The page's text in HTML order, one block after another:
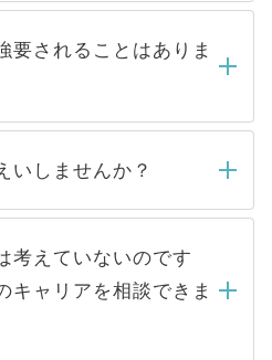
日以内にはご連絡をせて
、しばらくお待ちくださ
で取り扱っている求人の
サイトからご覧いただ
人」です。非公開求人は
て、一般には公開してい
るため 人気のある医療機
うと、応募が殺到する場
める条件に合った人材の
に依頼するケースが増え
要されることはありま
することは一切ありませ
募先から内定をいただい
はありません。内定先へ
ャリアパートナーが行い
いしませんか？
することはありませんの
い。当サイトからの登録
登録者様の個人情報は、
アップおよび転職活動の
いたします。お預かりし
考えていないのです
キャリアを相談できま